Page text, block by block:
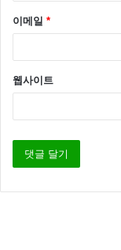
이메일 *
웹사이트